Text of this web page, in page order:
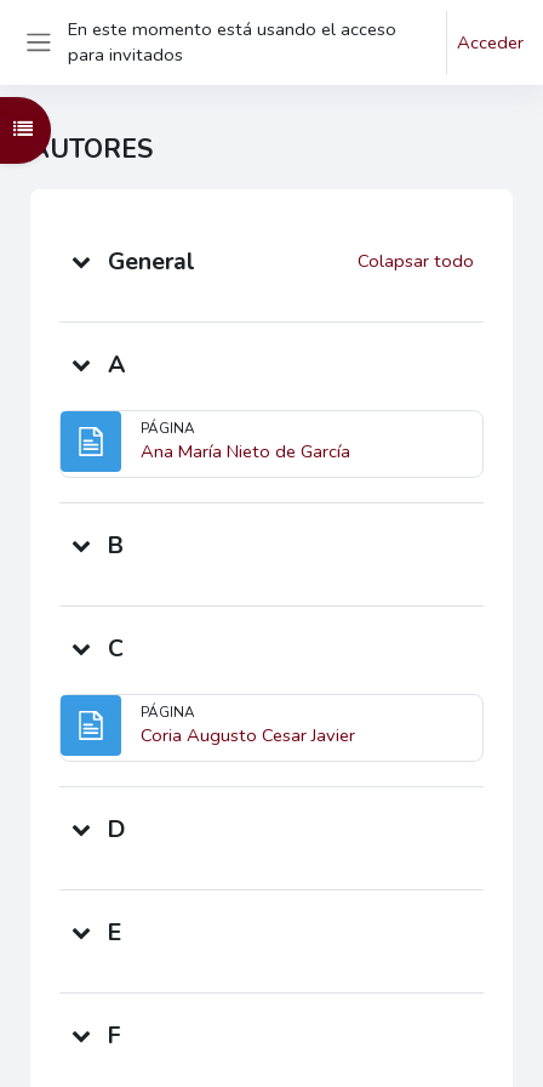
Salta al contenido principal
Panel lateral
En este momento está usando el acceso
para invitados
Acceder
AUTORES
Abrir índice del curso
General Colapsar todo
A
PÁGINA
Ana María Nieto de García
B
C
PÁGINA
Coria Augusto Cesar JavierPágina
D
E
F